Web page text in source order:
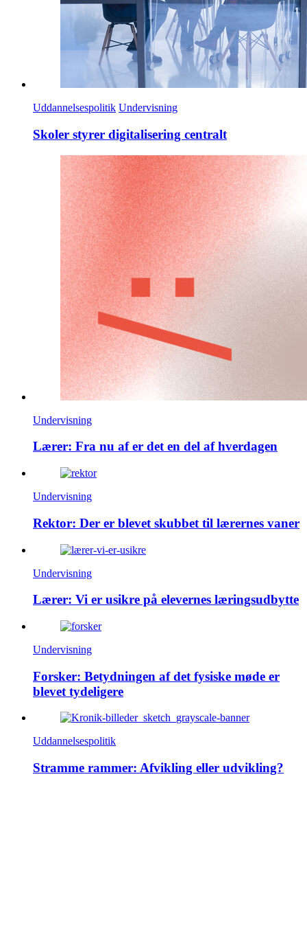
Uddannelsespolitik Undervisning
Skoler styrer digitalisering centralt
Undervisning
Lærer: Fra nu af er det en del af hverdagen
Undervisning
Rektor: Der er blevet skubbet til lærernes vaner
Undervisning
Lærer: Vi er usikre på elevernes læringsudbytte
Undervisning
Forsker: Betydningen af det fysiske møde er
blevet tydeligere
Uddannelsespolitik
Stramme rammer: Afvikling eller udvikling?